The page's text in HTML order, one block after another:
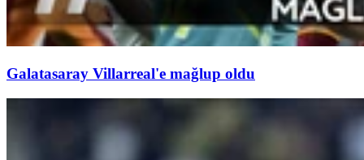
Galatasaray Villarreal'e mağlup oldu